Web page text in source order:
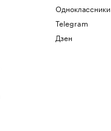
Одноклассники
Telegram
Дзен